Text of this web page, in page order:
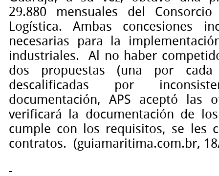
29.880 mensuales del
Logística. Ambas concesiones
necesarias para la
industriales.
Al no haber
dos propuestas (una por cada
descalificadas por
documentación, APS aceptó las
verificará la documentación de
cumple con los requisitos, se les
contratos. (guiamaritima.com.br,